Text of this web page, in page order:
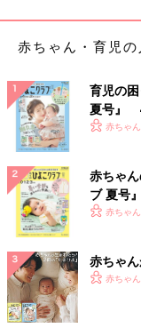
赤ちゃん・育児
育児の
夏号』
いっぱ
赤ちゃ
赤ちゃ
ブ 夏号
く！ お
赤ちゃ
赤ちゃ
赤ちゃ